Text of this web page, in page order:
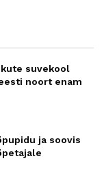
suvekool
noort enam
ja soovis